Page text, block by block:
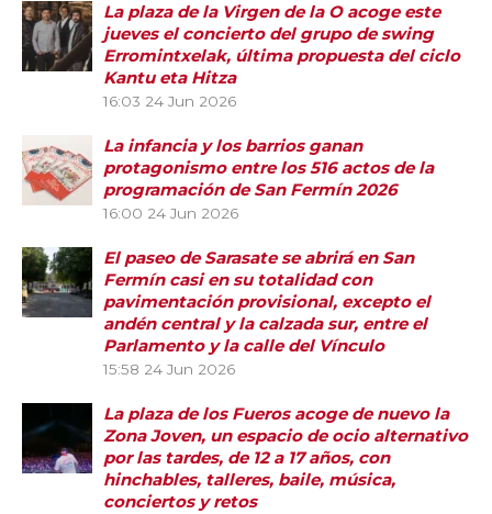
La plaza de la Virgen de la O acoge este
jueves el concierto del grupo de swing
Erromintxelak, última propuesta del ciclo
Kantu eta Hitza
16:03 24 Jun 2026
La infancia y los barrios ganan
protagonismo entre los 516 actos de la
programación de San Fermín 2026
16:00 24 Jun 2026
El paseo de Sarasate se abrirá en San
Fermín casi en su totalidad con
pavimentación provisional, excepto el
andén central y la calzada sur, entre el
Parlamento y la calle del Vínculo
15:58 24 Jun 2026
La plaza de los Fueros acoge de nuevo la
Zona Joven, un espacio de ocio alternativo
por las tardes, de 12 a 17 años, con
hinchables, talleres, baile, música,
conciertos y retos